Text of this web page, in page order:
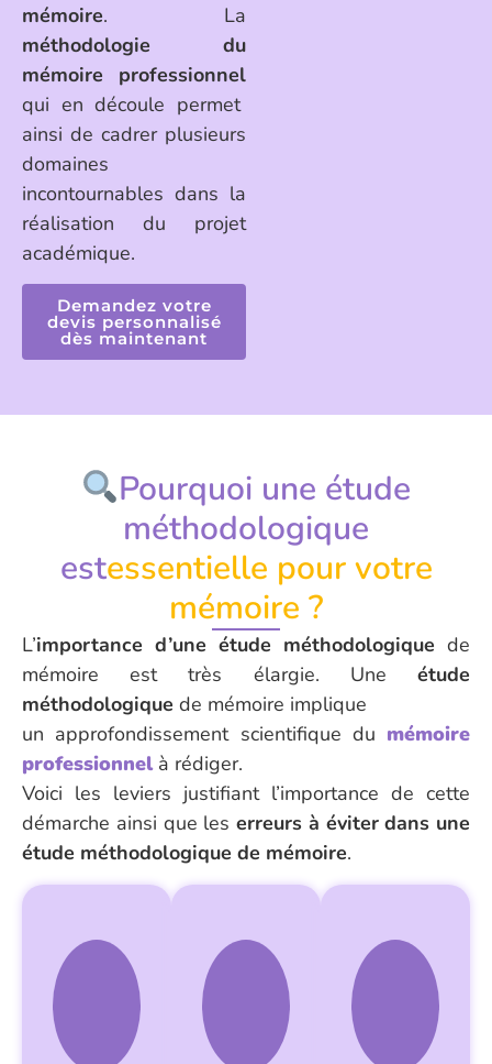
mémoire. La
méthodologie du
mémoire
professionnel
qui en découle permet
ainsi de cadrer plusieurs
domaines
incontournables dans la
réalisation du projet
académique.
Demandez votre
devis personnalisé
dès maintenant
Pourquoi une étude
méthodologique
estessentielle pour votre
mémoire ?
L’importance d’une étude méthodologique de
mémoire est très élargie. Une étude
méthodologique de mémoire implique
un approfondissement scientifique du mémoire
professionnelà rédiger.
Voici les leviers justifiant l’importance de cette
démarche ainsi que les erreurs à éviter dans une
étude méthodologique de mémoire.